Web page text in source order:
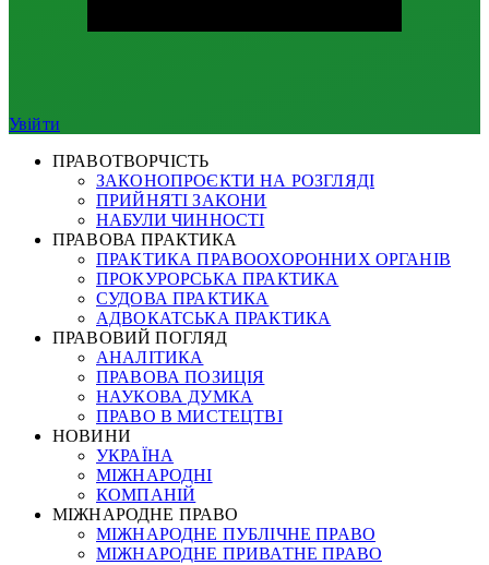
Увійти
ПРАВОТВОРЧІСТЬ
ЗАКОНОПРОЄКТИ НА РОЗГЛЯДІ
ПРИЙНЯТІ ЗАКОНИ
НАБУЛИ ЧИННОСТІ
ПРАВОВА ПРАКТИКА
ПРАКТИКА ПРАВООХОРОННИХ ОРГАНІВ
ПРОКУРОРСЬКА ПРАКТИКА
СУДОВА ПРАКТИКА
АДВОКАТСЬКА ПРАКТИКА
ПРАВОВИЙ ПОГЛЯД
АНАЛІТИКА
ПРАВОВА ПОЗИЦІЯ
НАУКОВА ДУМКА
ПРАВО В МИСТЕЦТВІ
НОВИНИ
УКРАЇНА
МІЖНАРОДНІ
КОМПАНІЙ
МІЖНАРОДНЕ ПРАВО
МІЖНАРОДНЕ ПУБЛІЧНЕ ПРАВО
МІЖНАРОДНЕ ПРИВАТНЕ ПРАВО